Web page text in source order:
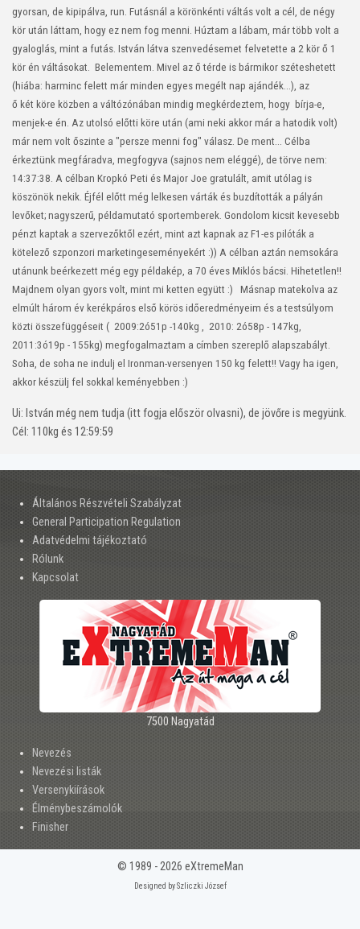
gyorsan, de kipipálva, run. Futásnál a körönkénti váltás volt a cél, de négy
kör után láttam, hogy ez nem fog menni. Húztam a lábam, már több volt a
gyaloglás, mint a futás. István látva szenvedésemet felvetette a 2 kör ő 1
kör én váltásokat. Belementem. Mivel az ő térde is bármikor széteshetett
(hiába: harminc felett már minden egyes megélt nap ajándék...), az
ő két köre közben a váltózónában mindig megkérdeztem, hogy bírja-e,
menjek-e én. Az utolsó előtti köre után (ami neki akkor már a hatodik volt)
már nem volt őszinte a "persze menni fog" válasz. De ment... Célba
érkeztünk megfáradva, megfogyva (sajnos nem eléggé), de törve nem:
14:37:38. A célban Kropkó Peti és Major Joe gratulált, amit utólag is
köszönök nekik. Éjfél előtt még lelkesen várták és buzdították a pályán
levőket; nagyszerű, példamutató sportemberek. Gondolom kicsit kevesebb
pénzt kaptak a szervezőktől ezért, mint azt kapnak az F1-es pilóták a
kötelező szponzori marketingeseményekért :)) A célban aztán nemsokára
utánunk beérkezett még egy példakép, a 70 éves Miklós bácsi. Hihetetlen!!
Majdnem olyan gyors volt, mint mi ketten együtt :)
Másnap matekolva az
elmúlt három év kerékpáros első körös időeredményeim és a testsúlyom
közti összefüggéseit ( 2009:2ó51p -140kg , 2010: 2ó58p - 147kg,
2011:3ó19p - 155kg) megfogalmaztam a címben szereplő alapszabályt.
Soha, de soha ne indulj el Ironman-versenyen 150 kg felett!! Vagy ha igen,
akkor készülj fel sokkal keményebben :)
Ui: István még nem tudja (itt fogja először olvasni), de jövőre is megyünk.
Cél: 110kg és 12:59:59
Általános Részvételi Szabályzat
General Participation Regulation
Adatvédelmi tájékoztató
Rólunk
Kapcsolat
7500 Nagyatád
Nevezés
Nevezési listák
Versenykiírások
Élménybeszámolók
Finisher
© 1989 - 2026 eXtremeMan
Designed by Szliczki József